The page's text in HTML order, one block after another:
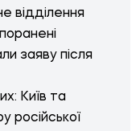
відділення
заяву після
Київ та
російської